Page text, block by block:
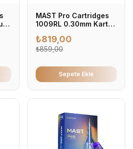
MAST Pro Cartridges
1009RL 0.30mm Kartuş
- Profesyonel Dövme
İğnesi (20'li Kutu)
₺819,00
₺859,00
Sepete Ekle